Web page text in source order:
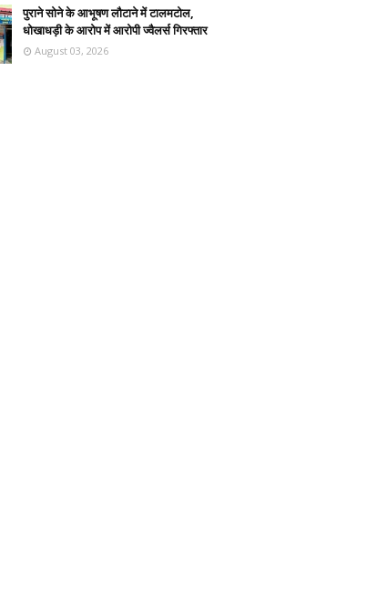
पुराने सोने के आभूषण लौटाने में टालमटोल,
धोखाधड़ी के आरोप में आरोपी ज्वैलर्स गिरफ्तार
August 03, 2026